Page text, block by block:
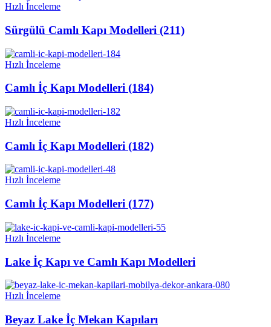
Hızlı İnceleme
Sürgülü Camlı Kapı Modelleri (211)
Hızlı İnceleme
Camlı İç Kapı Modelleri (184)
Hızlı İnceleme
Camlı İç Kapı Modelleri (182)
Hızlı İnceleme
Camlı İç Kapı Modelleri (177)
Hızlı İnceleme
Lake İç Kapı ve Camlı Kapı Modelleri
Hızlı İnceleme
Beyaz Lake İç Mekan Kapıları